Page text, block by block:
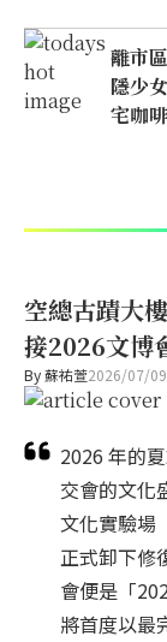
離市
隱少
宅咖啡
空總古蹟大
接2026文博
By蘇祐萱2026/07/09
2026 年的
交會的文化
文化實驗場
正式卸下修
會便是「
將首度以最